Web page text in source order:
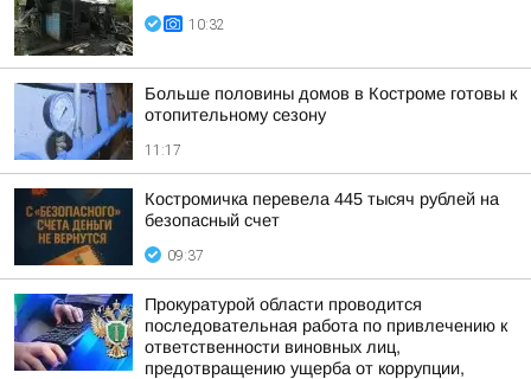
10:32
Больше половины домов в Костроме готовы к
отопительному сезону
11:17
Костромичка перевела 445 тысяч рублей на
безопасный счет
09:37
Прокуратурой области проводится
последовательная работа по привлечению к
ответственности виновных лиц,
предотвращению ущерба от коррупции,